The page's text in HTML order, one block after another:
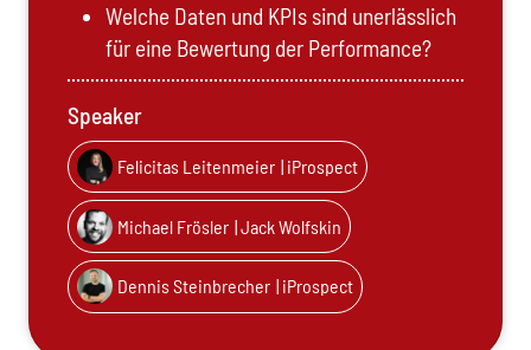
Welche Daten und KPIs sind unerlässlich
für eine Bewertung der Performance?
Speaker
Felicitas Leitenmeier | iProspect
Michael Frösler | Jack Wolfskin
Dennis Steinbrecher | iProspect